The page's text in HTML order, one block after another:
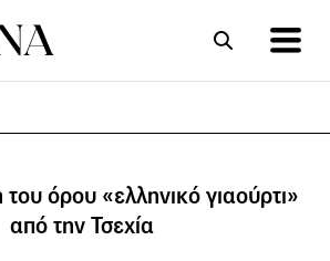
όρου «ελληνικό γιαούρτι»
από την Τσεχία